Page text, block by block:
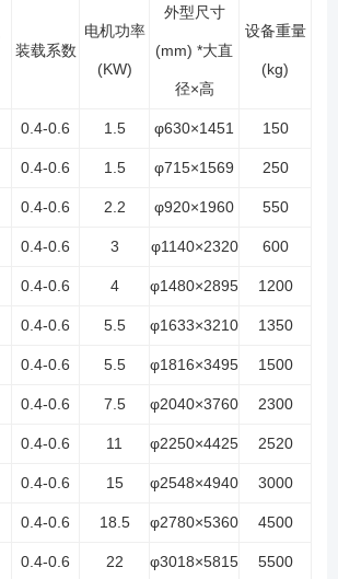
装载系数
电机功率
(KW)
外型尺寸
(mm) *大直
径×高
设备重量
(kg)
0.4-0.6 1.5 φ630×1451 150
0.4-0.6 1.5 φ715×1569 250
0.4-0.6 2.2 φ920×1960 550
0.4-0.6 3 φ1140×2320 600
0.4-0.6 4 φ1480×2895 1200
0.4-0.6 5.5 φ1633×3210 1350
0.4-0.6 5.5 φ1816×3495 1500
0.4-0.6 7.5 φ2040×3760 2300
0.4-0.6 11 φ2250×4425 2520
0.4-0.6 15 φ2548×4940 3000
0.4-0.6 18.5 φ2780×5360 4500
0.4-0.6 22 φ3018×5815 5500